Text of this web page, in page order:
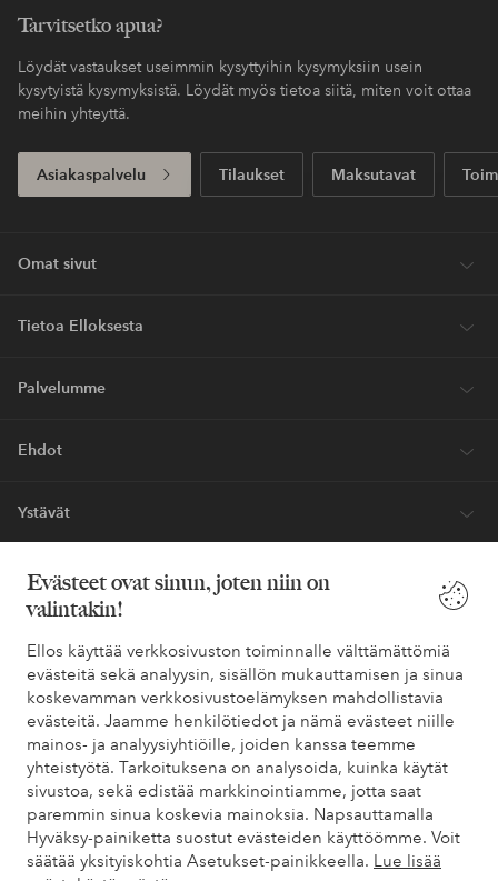
Evästeet ovat sinun, joten niin on
valintakin!
Ellos käyttää verkkosivuston toiminnalle välttämättömiä
evästeitä sekä analyysin, sisällön mukauttamisen ja sinua
koskevamman verkkosivustoelämyksen mahdollistavia
evästeitä. Jaamme henkilötiedot ja nämä evästeet niille
mainos- ja analyysiyhtiöille, joiden kanssa teemme
yhteistyötä. Tarkoituksena on analysoida, kuinka käytät
sivustoa, sekä edistää markkinointiamme, jotta saat
paremmin sinua koskevia mainoksia. Napsauttamalla
Hyväksy-painiketta suostut evästeiden käyttöömme. Voit
säätää yksityiskohtia Asetukset-painikkeella. Lue lisää
Tarvitsetko apua?
Löydät vastaukset useimmin kysyttyihin kysymyksiin usein
kysytyistä kysymyksistä. Löydät myös tietoa siitä, miten voit ottaa
meihin yhteyttä.
Asiakaspalvelu Tilaukset Maksutavat
Omat sivut
Tietoa Elloksesta
Palvelumme
Ehdot
Ystävät
Turvalliset maksut – maksa nyt tai erissä
Haluatko tietää
lisää maksuvaihtoehdoistamme
elpy elpy
Suomi - Valitse maa
Facebook Instagram Pinterest Youtube